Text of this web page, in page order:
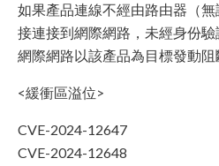
如果產品連線不經由路由器（
接連接到網際網路，未經身份
網際網路以該產品為目標發動阻
<緩衝區溢位>
CVE-2024-12647
CVE-2024-12648